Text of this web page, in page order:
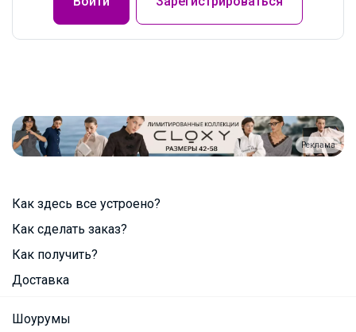
Реклама
Как здесь все устроено?
Как сделать заказ?
Как получить?
Доставка
Шоурумы